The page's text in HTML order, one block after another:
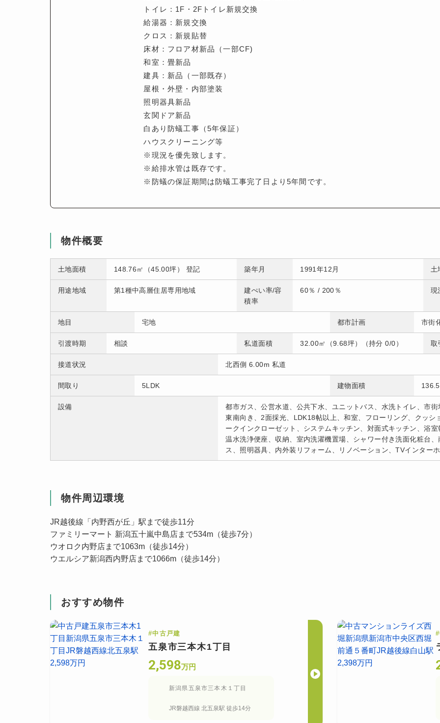
トイレ：1F・2Fトイレ新規交換
給湯器：新規交換
クロス：新規貼替
床材：フロア材新品（一部CF)
和室：畳新品
建具：新品（一部既存）
屋根・外壁・内部塗装
照明器具新品
玄関ドア新品
白あり防蟻工事（5年保証）
ハウスクリーニング等
※現況を優先致します。
※給排水管は既存です。
※防蟻の保証期間は防蟻工事完了日より5年間です。
物件概要
土地面積 148.76㎡（45.00坪） 登記 築年月 1991年12月 土
用途地域 第1種中高層住居専用地域
建ぺい率/容
積率
60％ / 200％ 現
地目 宅地 都市計画 市街
引渡時期 相談 私道面積 32.00㎡（9.68坪）（持分 0/0） 取
接道状況 北西側 6.00m 私道
間取り 5LDK 建物面積
設備
都市ガス、公営水道、公共下水、ユニットバス、水洗トイレ、市
東南向き、2面採光、LDK18帖以上、和室、フローリング、クッ
ークインクローゼット、システムキッチン、対面式キッチン、浴
温水洗浄便座、収納、室内洗濯機置場、シャワー付き洗面化粧台
ス、照明器具、内外装リフォーム、リノベーション、TVインター
物件周辺環境
JR越後線「内野西が丘」駅まで徒歩11分
ファミリーマート 新潟五十嵐中島店まで534m（徒歩7分）
ウオロク内野店まで1063m（徒歩14分）
ウエルシア新潟西内野店まで1066m（徒歩14分）
おすすめ物件
#中古戸建
五泉市三本木1丁目
2,598万円
新潟県五泉市三本木１丁目
JR磐越西線 北五泉駅 徒歩14分
#